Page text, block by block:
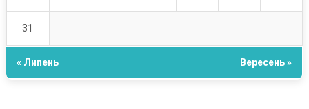
31
« Липень Вересень »